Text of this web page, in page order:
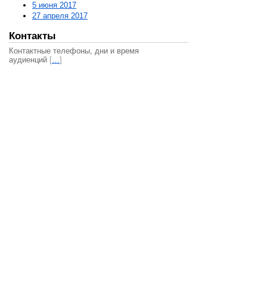
5 июня 2017
27 апреля 2017
Контакты
Контактные телефоны, дни и время
аудиенций […]